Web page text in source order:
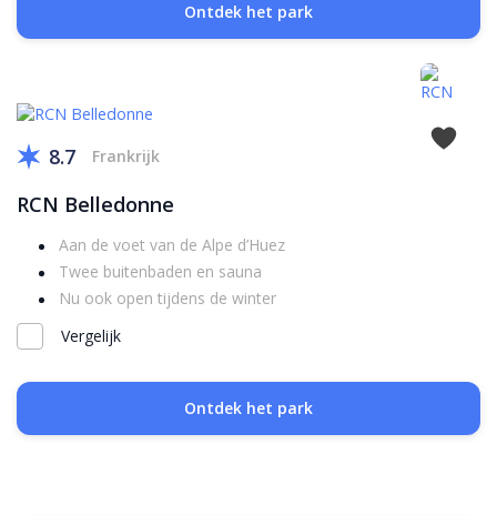
Ontdek het park
8.7 Frankrijk
RCN Belledonne
Aan de voet van de Alpe d’Huez
Twee buitenbaden en sauna
Nu ook open tijdens de winter
Vergelijk
Ontdek het park